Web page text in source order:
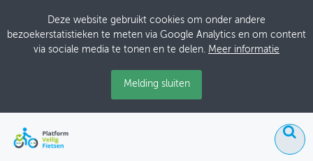
Deze website gebruikt cookies om onder andere
bezoekerstatistieken te meten via Google Analytics en om content
via sociale media te tonen en te delen. Meer informatie
Melding sluiten